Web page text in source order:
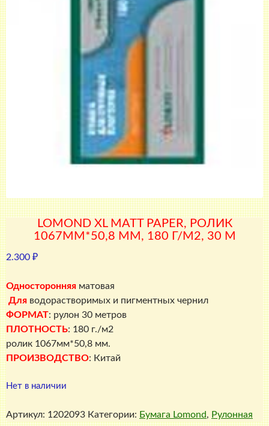
LOMOND XL MATT PAPER, РОЛИК
1067ММ*50,8 ММ, 180 Г/М2, 30 М
2.300 ₽
Односторонняя матовая
Для водорастворимых и пигментных чернил
ФОРМАТ: рулон 30 метров
ПЛОТНОСТЬ: 180 г./м2
ролик 1067мм*50,8 мм.
ПРОИЗВОДСТВО: Китай
Нет в наличии
Артикул: 1202093 Категории: Бумага Lomond, Рулонная